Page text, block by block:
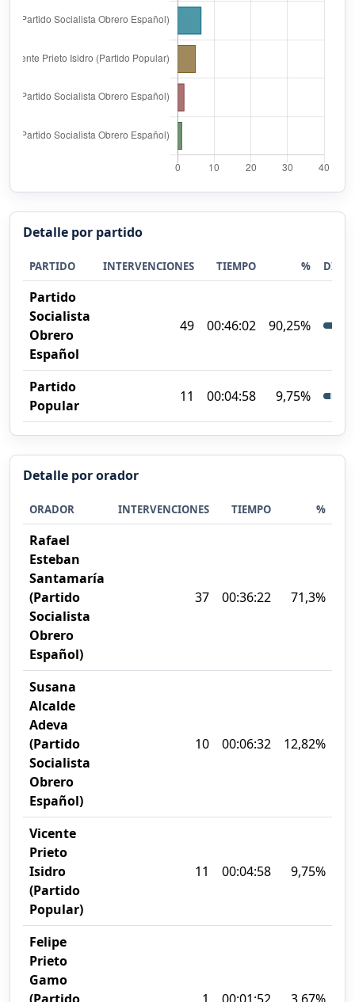
Detalle por partido
PARTIDO INTERVENCIONES TIEMPO %
Partido
Socialista
Obrero
Español
49 00:46:02 90,25%
Partido
Popular
11 00:04:58 9,75%
Detalle por orador
ORADOR INTERVENCIONES TIEMPO %
Rafael
Esteban
Santamaría
(Partido
Socialista
Obrero
Español)
37 00:36:22 71,3%
Susana
Alcalde
Adeva
(Partido
Socialista
Obrero
Español)
10 00:06:32 12,82%
Vicente
Prieto
Isidro
(Partido
Popular)
11 00:04:58 9,75%
Felipe
Prieto
Gamo
(Partido
1 00:01:52 3,67%